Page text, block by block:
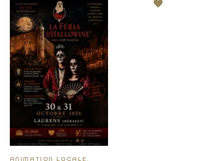
ANIMATION LOCALE,